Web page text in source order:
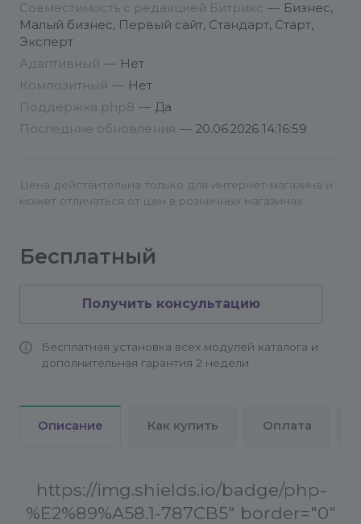
Совместимость с редакцией Битрикс — Бизнес,
Малый бизнес, Первый сайт, Стандарт, Старт,
Эксперт
Адаптивный — Нет
Композитный — Нет
Поддержка php8 — Да
Последние обновления — 20.06.2026 14:16:59
Цена действительна только для интернет-магазина и
может отличаться от цен в розничных магазинах
Бесплатный
Получить консультацию
Бесплатная установка всех модулей каталога и
дополнительная гарантия 2 недели
Описание Как купить Оплата
https://img.shields.io/badge/php-
%E2%89%A58.1-787CB5" border="0"